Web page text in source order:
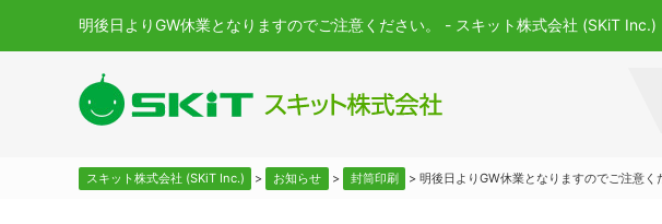
明後日よりGW休業となりますのでご注意ください。 - スキット株式会社 (SKiT Inc.)
スキット株式会社 (SKiT Inc.) > お知らせ > 封筒印刷 >明後日よりGW休業となりますのでご注意く